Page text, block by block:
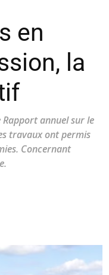
:
toute
en
la
annuel sur le
travaux ont permis
Concernant